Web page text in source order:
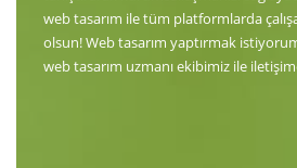
web tasarım ile tüm platformlarda
olsun! Web tasarım yaptırmak
web tasarım uzmanı ekibimiz ile